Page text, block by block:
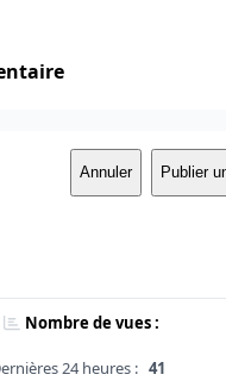
Annuler Publier
Nombre de vues :
24 heures : 41